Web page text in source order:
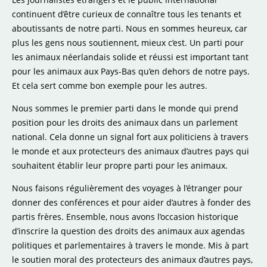
continuent d’être curieux de connaître tous les tenants et
aboutissants de notre parti. Nous en sommes heureux, car
plus les gens nous soutiennent, mieux c’est. Un parti pour
les animaux néerlandais solide et réussi est important tant
pour les animaux aux Pays-Bas qu’en dehors de notre pays.
Et cela sert comme bon exemple pour les autres.
Nous sommes le premier parti dans le monde qui prend
position pour les droits des animaux dans un parlement
national. Cela donne un signal fort aux politiciens à travers
le monde et aux protecteurs des animaux d’autres pays qui
souhaitent établir leur propre parti pour les animaux.
Nous faisons régulièrement des voyages à l’étranger pour
donner des conférences et pour aider d’autres à fonder des
partis frères. Ensemble, nous avons l’occasion historique
d’inscrire la question des droits des animaux aux agendas
politiques et parlementaires à travers le monde. Mis à part
le soutien moral des protecteurs des animaux d’autres pays,